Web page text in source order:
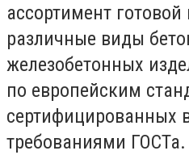
ассортимент
различные виды
железобетонных
по европейским
сертифицированных
требованиями ГОСТа.